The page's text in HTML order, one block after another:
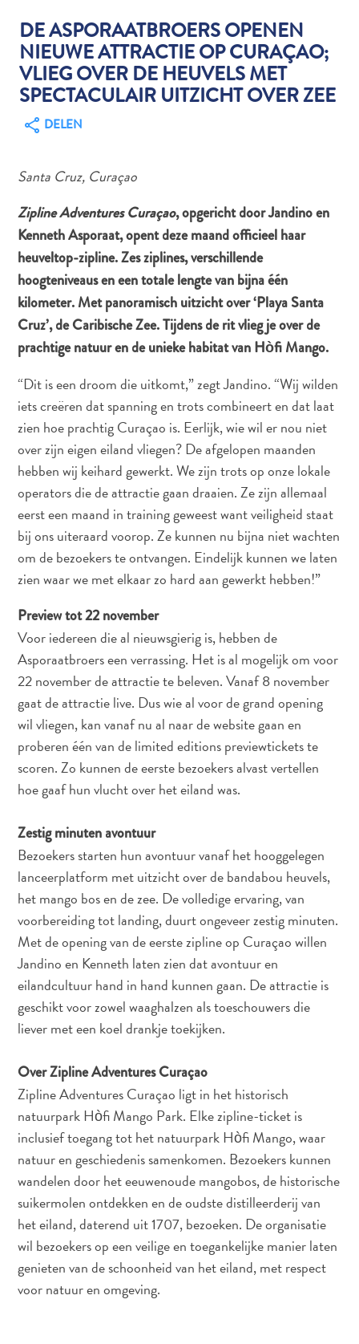
Autoverhuur
Bezienswaardigheden
Diversen
Duik-
Duikoperators
Eten
en
drinken
Kunst
en
cultuur
Landactiviteiten
Musea
en
entertainment
Natuur
parken
en
Sport
en
golf
Taxidiensten
Tours
Wateractiviteiten
Winkelgebieden
Waar
te
verblijven
inclusive
Appartementen
Hotels
en
Resorts
Vakantiewoningen
Plan
DE ASPORAATBROERS OPENEN
NIEUWE ATTRACTIE OP CURAÇAO;
VLIEG OVER DE HEUVELS MET
SPECTACULAIR UITZICHT OVER ZEE
DELEN
Santa Cruz, Curaçao
Zipline Adventures Curaçao, opgericht door Jandino en
Kenneth Asporaat, opent deze maand officieel haar
heuveltop-zipline. Zes ziplines, verschillende
hoogteniveaus en een totale lengte van bijna één
kilometer. Met panoramisch uitzicht over ‘Playa Santa
Cruz’, de Caribische Zee. Tijdens de rit vlieg je over de
prachtige natuur en de unieke habitat van Hòfi Mango.
“Dit is een droom die uitkomt,” zegt Jandino. “Wij wilden
iets creëren dat spanning en trots combineert en dat laat
zien hoe prachtig Curaçao is. Eerlijk, wie wil er nou niet
over zijn eigen eiland vliegen? De afgelopen maanden
hebben wij keihard gewerkt. We zijn trots op onze lokale
operators die de attractie gaan draaien. Ze zijn allemaal
eerst een maand in training geweest want veiligheid staat
bij ons uiteraard voorop. Ze kunnen nu bijna niet wachten
om de bezoekers te ontvangen. Eindelijk kunnen we laten
zien waar we met elkaar zo hard aan gewerkt hebben!”
Preview tot 22 november
Voor iedereen die al nieuwsgierig is, hebben de
Asporaatbroers een verrassing. Het is al mogelijk om voor
22 november de attractie te beleven. Vanaf 8 november
gaat de attractie live. Dus wie al voor de grand opening
wil vliegen, kan vanaf nu al naar de website gaan en
proberen één van de limited editions previewtickets te
scoren. Zo kunnen de eerste bezoekers alvast vertellen
hoe gaaf hun vlucht over het eiland was.
Zestig minuten avontuur
Bezoekers starten hun avontuur vanaf het hooggelegen
lanceerplatform met uitzicht over de bandabou heuvels,
het mango bos en de zee. De volledige ervaring, van
voorbereiding tot landing, duurt ongeveer zestig minuten.
Met de opening van de eerste zipline op Curaçao willen
Jandino en Kenneth laten zien dat avontuur en
eilandcultuur hand in hand kunnen gaan. De attractie is
geschikt voor zowel waaghalzen als toeschouwers die
liever met een koel drankje toekijken.
Over Zipline Adventures Curaçao
Zipline Adventures Curaçao ligt in het historisch
natuurpark Hòfi Mango Park. Elke zipline-ticket is
inclusief toegang tot het natuurpark Hòfi Mango, waar
natuur en geschiedenis samenkomen. Bezoekers kunnen
wandelen door het eeuwenoude mangobos, de historische
suikermolen ontdekken en de oudste distilleerderij van
het eiland, daterend uit 1707, bezoeken. De organisatie
wil bezoekers op een veilige en toegankelijke manier laten
genieten van de schoonheid van het eiland, met respect
voor natuur en omgeving.